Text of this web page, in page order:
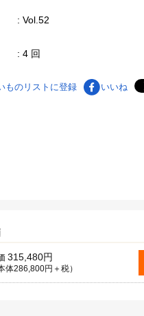
: Vol.52
: 4 回
ものリストに登録 いいね
315,480円
体286,800円＋税）